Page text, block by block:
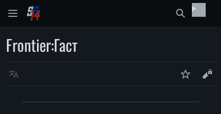
Найти
Frontier:Гаст
Язык Следить